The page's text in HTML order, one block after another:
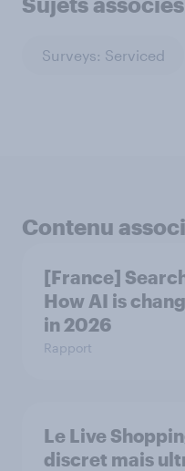
Surveys: Serviced
Contenu
[France]
How AI is
in ​2026
Rapport
Le Live
discret mais